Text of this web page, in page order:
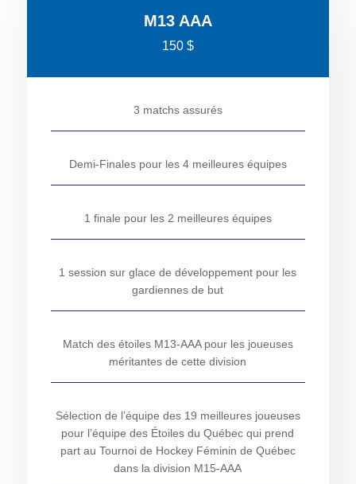
M13 AAA
150 $
3 matchs assurés
Demi-Finales pour les 4 meilleures équipes
1 finale pour les 2 meilleures équipes
1 session sur glace de développement pour les
gardiennes de but
Match des étoiles M13-AAA pour les joueuses
méritantes de cette division
Sélection de l’équipe des 19 meilleures joueuses
pour l’équipe des Étoiles du Québec qui prend
part au Tournoi de Hockey Féminin de Québec
dans la division M15-AAA